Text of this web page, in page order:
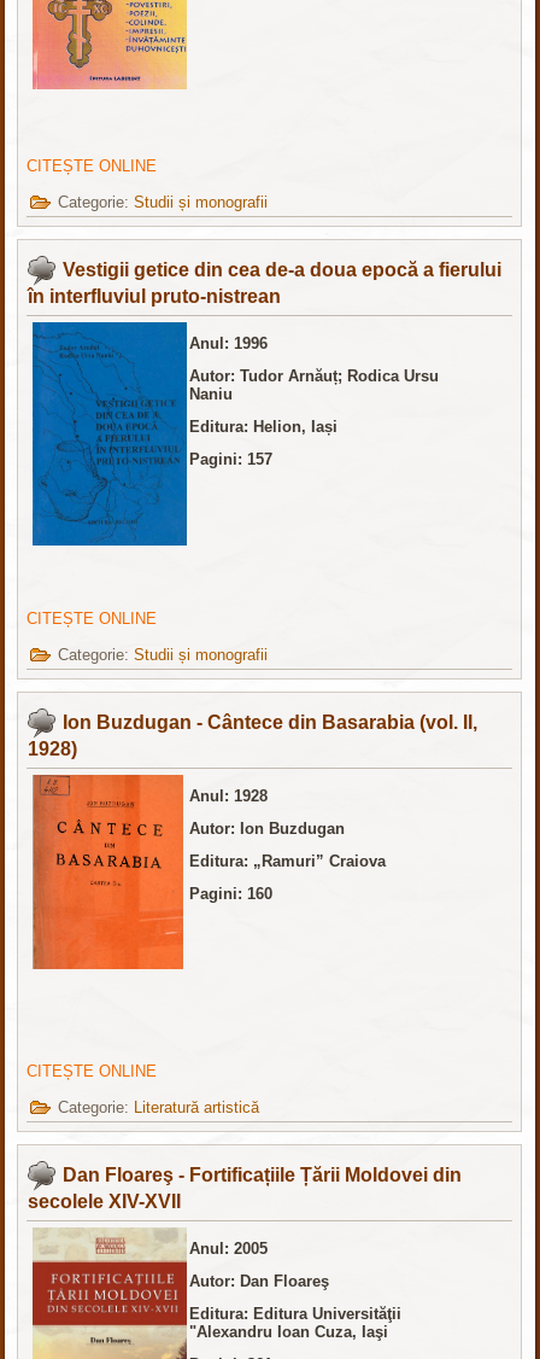
CITEȘTE ONLINE
Categorie:Studii și monografii
Vestigii getice din cea de-a doua epocă a fierului
în interfluviul pruto-nistrean
Anul:1996
Autor: Tudor Arnăuț; Rodica Ursu
Naniu
Editura: Helion, Iași
Pagini: 157
CITEȘTE ONLINE
Categorie:Studii și monografii
Ion Buzdugan - Cântece din Basarabia (vol. II,
1928)
Anul:1928
Autor: Ion Buzdugan
Editura: „Ramuri” Craiova
Pagini: 160
CITEȘTE ONLINE
Categorie:
Literatură artistică
Dan Floareş - Fortificațiile Țării Moldovei din
secolele XIV-XVII
Anul: 2005
Autor: Dan Floareş
Editura: Editura Universităţii
"Alexandru Ioan Cuza, Iaşi